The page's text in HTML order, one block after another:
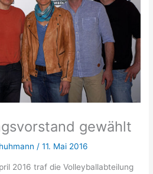
gewählt
/11. Mai 2016
2016 traf die Volleyballabteilung